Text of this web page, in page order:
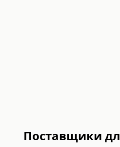
Поставщики